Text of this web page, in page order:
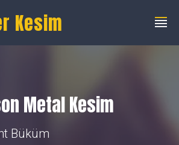
Kesim
Metal Kesim
Büküm